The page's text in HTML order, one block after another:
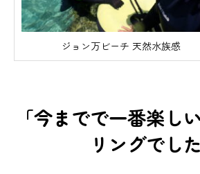
ジョン万ビーチ 天然水族感
「今までで一番楽し
リングでした